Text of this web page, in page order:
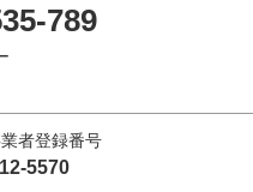
789
者登録番号
5570